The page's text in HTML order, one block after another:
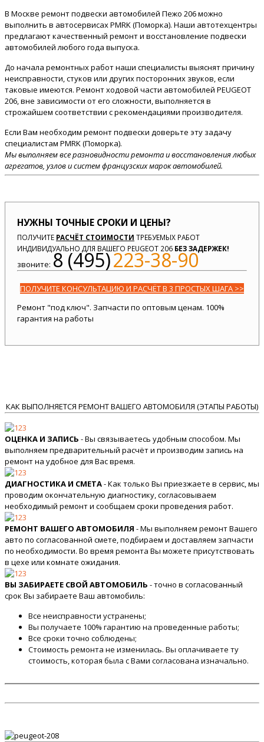
В Москве ремонт подвески автомобилей Пежо 206 можно
выполнить в автосервисах PMRK (Поморка). Наши автотехцентры
предлагают качественный ремонт и восстановление подвески
автомобилей любого года выпуска.
До начала ремонтных работ наши специалисты выяснят причину
неисправности, стуков или других посторонних звуков, если
таковые имеются. Ремонт ходовой части автомобилей PEUGEOT
206, вне зависимости от его сложности, выполняется в
строжайшем соответствии с рекомендациями производителя.
Если Вам необходим ремонт подвески доверьте эту задачу
специалистам PMRK (Поморка).
Мы выполняем все разновидности ремонта и восстановления любых
агрегатов, узлов и систем французских марок автомобилей.
НУЖНЫ ТОЧНЫЕ СРОКИ И ЦЕНЫ?
ПОЛУЧИТЕ РАСЧЁТ СТОИМОСТИ ТРЕБУЕМЫХ РАБОТ
ИНДИВИДУАЛЬНО ДЛЯ ВАШЕГО PEUGEOT 206 БЕЗ ЗАДЕРЖЕК!
звоните: 8 (495)223-38-90
ПОЛУЧИТЕ КОНСУЛЬТАЦИЮ И РАСЧЁТ В 3 ПРОСТЫХ ШАГА >>
Ремонт "под ключ". Запчасти по оптовым ценам. 100%
гарантия на работы
КАК ВЫПОЛНЯЕТСЯ РЕМОНТ ВАШЕГО АВТОМОБИЛЯ (ЭТАПЫ РАБОТЫ)
ОЦЕНКА И ЗАПИСЬ - Вы связываетесь удобным способом. Мы
выполняем предварительный расчёт и производим запись на
ремонт на удобное для Вас время.
ДИАГНОСТИКА И СМЕТА- Как только Вы приезжаете в сервис, мы
проводим окончательную диагностику, согласовываем
необходимый ремонт и сообщаем сроки проведения работ.
РЕМОНТ ВАШЕГО АВТОМОБИЛЯ - Мы выполняем ремонт Вашего
авто по согласованной смете, подбираем и доставляем запчасти
по необходимости. Во время ремонта Вы можете присутствовать
в цехе или комнате ожидания.
ВЫ ЗАБИРАЕТЕ СВОЙ АВТОМОБИЛЬ - точно в согласованный
срок Вы забираете Ваш автомобиль:
Все неисправности устранены;
Вы получаете 100% гарантию на проведенные работы;
Все сроки точно соблюдены;
Стоимость ремонта не изменилась. Вы оплачиваете ту
стоимость, которая была с Вами согласована изначально.